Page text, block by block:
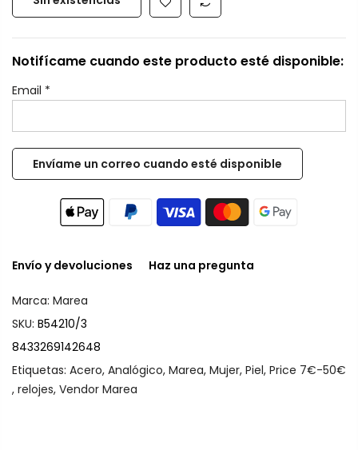
Notifícame cuando este producto esté disponible:
Email *
Envío y devoluciones Haz una pregunta
Marca: Marea
SKU: B54210/3
8433269142648
Etiquetas: Acero, Analógico, Marea, Mujer, Piel, Price 7€-50€
, relojes, Vendor Marea